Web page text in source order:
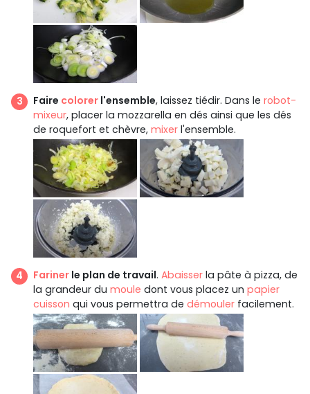
Faire colorer l'ensemble, laissez tiédir. Dans le robot-
mixeur, placer la mozzarella en dés ainsi que les dés
de roquefort et chèvre, mixer l'ensemble.
Fariner le plan de travail. Abaisser la pâte à pizza, de
la grandeur du moule dont vous placez un papier
cuisson qui vous permettra de démouler facilement.